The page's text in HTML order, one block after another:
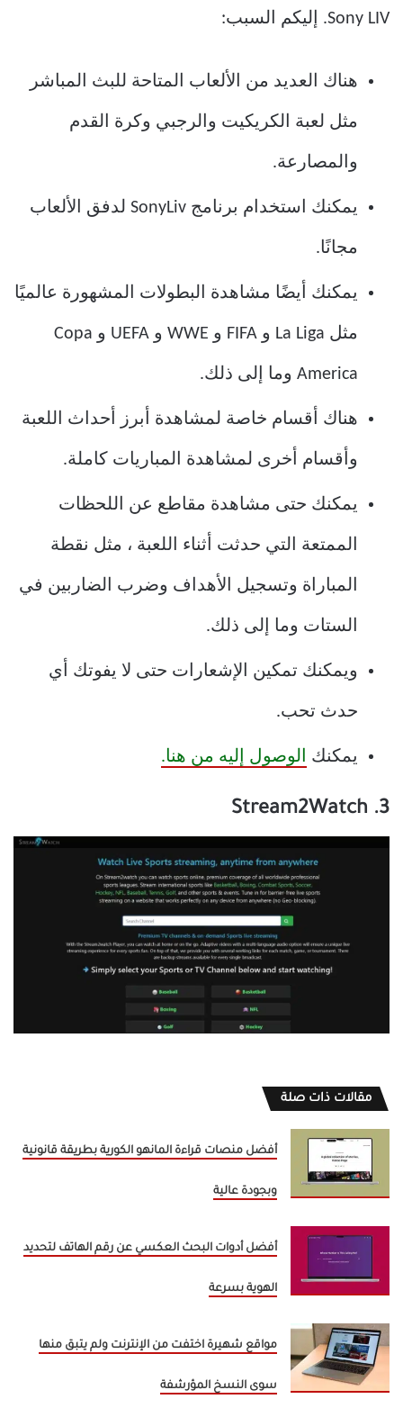
Sony LIV. إليكم السبب:
هناك العديد من الألعاب المتاحة للبث المباشر
مثل لعبة الكريكيت والرجبي وكرة القدم
والمصارعة.
يمكنك استخدام برنامج SonyLiv لدفق الألعاب
مجانًا.
يمكنك أيضًا مشاهدة البطولات المشهورة عالميًا
مثل La Liga و FIFA و WWE و UEFA و Copa
America وما إلى ذلك.
هناك أقسام خاصة لمشاهدة أبرز أحداث اللعبة
وأقسام أخرى لمشاهدة المباريات كاملة.
يمكنك حتى مشاهدة مقاطع عن اللحظات
الممتعة التي حدثت أثناء اللعبة ، مثل نقطة
المباراة وتسجيل الأهداف وضرب الضاربين في
الستات وما إلى ذلك.
ويمكنك تمكين الإشعارات حتى لا يفوتك أي
حدث تحب.
يمكنك الوصول إليه من هنا.
3. Stream2Watch
مقالات ذات صلة
أفضل منصات قراءة المانهو الكورية بطريقة قانونية
وبجودة عالية
أفضل أدوات البحث العكسي عن رقم الهاتف لتحديد
الهوية بسرعة
مواقع شهيرة اختفت من الإنترنت ولم يتبق منها
سوى النسخ المؤرشفة